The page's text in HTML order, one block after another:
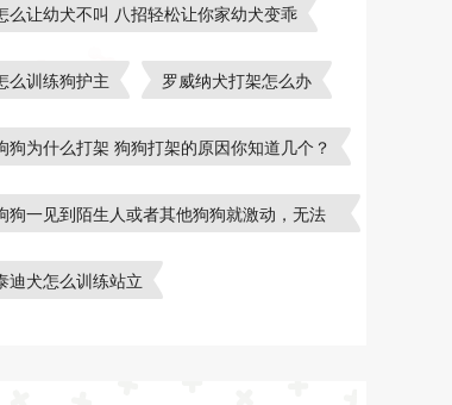
么让幼犬不叫 八招轻松让你家幼犬变乖
么训练狗护主 罗威纳犬打架怎么办
狗为什么打架 狗狗打架的原因你知道几个？
狗一见到陌生人或者其他狗狗就激动，无法
迪犬怎么训练站立